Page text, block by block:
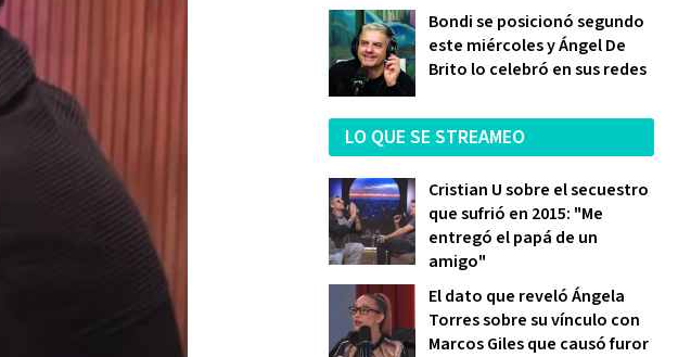
Bondi se posicionó segundo
este miércoles y Ángel De
Brito lo celebró en sus redes
LO QUE SE STREAMEO
Cristian U sobre el secuestro
que sufrió en 2015: "Me
entregó el papá de un
amigo"
El dato que reveló Ángela
Torres sobre su vínculo con
Marcos Giles que causó furor